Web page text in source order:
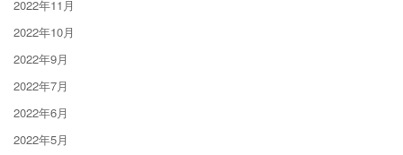
2022年11月
2022年10月
2022年9月
2022年7月
2022年6月
2022年5月